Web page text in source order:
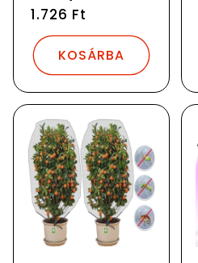
Normál
ár
1.726 Ft
KOSÁRBA